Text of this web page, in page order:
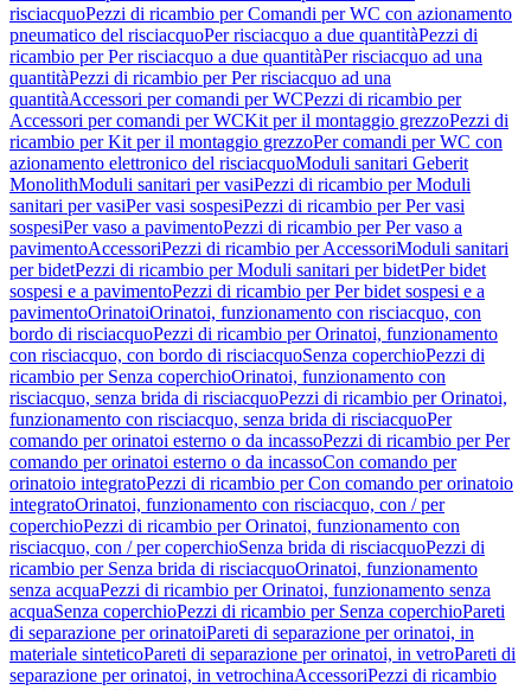
risciacquoPezzi di ricambio per Comandi per WC con azionamento
pneumatico del risciacquoPer risciacquo a due quantitàPezzi di
ricambio per Per risciacquo a due quantitàPer risciacquo ad una
quantitàPezzi di ricambio per Per risciacquo ad una
quantitàAccessori per comandi per WCPezzi di ricambio per
Accessori per comandi per WCKit per il montaggio grezzoPezzi di
ricambio per Kit per il montaggio grezzoPer comandi per WC con
azionamento elettronico del risciacquoModuli sanitari Geberit
MonolithModuli sanitari per vasiPezzi di ricambio per Moduli
sanitari per vasiPer vasi sospesiPezzi di ricambio per Per vasi
sospesiPer vaso a pavimentoPezzi di ricambio per Per vaso a
pavimentoAccessoriPezzi di ricambio per AccessoriModuli sanitari
per bidetPezzi di ricambio per Moduli sanitari per bidetPer bidet
sospesi e a pavimentoPezzi di ricambio per Per bidet sospesi e a
pavimentoOrinatoiOrinatoi, funzionamento con risciacquo, con
bordo di risciacquoPezzi di ricambio per Orinatoi, funzionamento
con risciacquo, con bordo di risciacquoSenza coperchioPezzi di
ricambio per Senza coperchioOrinatoi, funzionamento con
risciacquo, senza brida di risciacquoPezzi di ricambio per Orinatoi,
funzionamento con risciacquo, senza brida di risciacquoPer
comando per orinatoi esterno o da incassoPezzi di ricambio per Per
comando per orinatoi esterno o da incassoCon comando per
orinatoio integratoPezzi di ricambio per Con comando per orinatoio
integratoOrinatoi, funzionamento con risciacquo, con / per
coperchioPezzi di ricambio per Orinatoi, funzionamento con
risciacquo, con / per coperchioSenza brida di risciacquoPezzi di
ricambio per Senza brida di risciacquoOrinatoi, funzionamento
senza acquaPezzi di ricambio per Orinatoi, funzionamento senza
acquaSenza coperchioPezzi di ricambio per Senza coperchioPareti
di separazione per orinatoiPareti di separazione per orinatoi, in
materiale sinteticoPareti di separazione per orinatoi, in vetroPareti di
separazione per orinatoi, in vetrochinaAccessoriPezzi di ricambio